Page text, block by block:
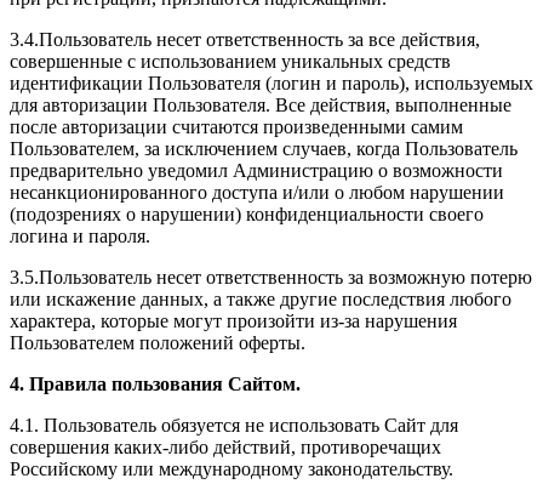
3.4.Пользователь несет ответственность за все действия,
совершенные с использованием уникальных средств
идентификации Пользователя (логин и пароль), используемых
для авторизации Пользователя. Все действия, выполненные
после авторизации считаются произведенными самим
Пользователем, за исключением случаев, когда Пользователь
предварительно уведомил Администрацию о возможности
несанкционированного доступа и/или о любом нарушении
(подозрениях о нарушении) конфиденциальности своего
логина и пароля.
3.5.Пользователь несет ответственность за возможную потерю
или искажение данных, а также другие последствия любого
характера, которые могут произойти из-за нарушения
Пользователем положений оферты.
4. Правила пользования Сайтом.
4.1. Пользователь обязуется не использовать Сайт для
совершения каких-либо действий, противоречащих
Российскому или международному законодательству.